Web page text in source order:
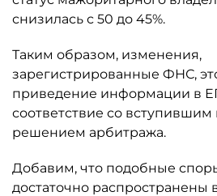
снизилась с 50 до 45%.
Таким образом, изменения,
зарегистрированные ФНС,
приведение информации в
соответствие со
решением арбитража.
Добавим, что подобные
достаточно распространены